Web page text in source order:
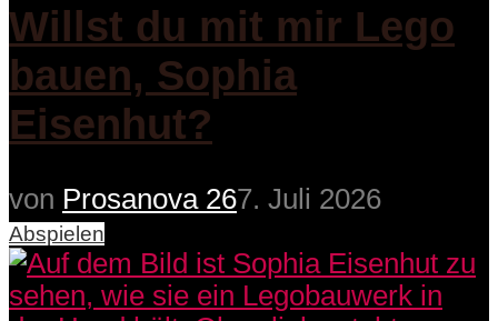
Willst du mit mir Lego
bauen, Sophia
Eisenhut?
von Prosanova 267. Juli 2026
Abspielen